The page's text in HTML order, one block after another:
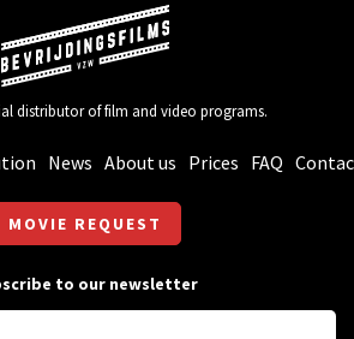
distributor of film and video programs.
News About us Prices FAQ
MOVIE REQUEST
to our newsletter